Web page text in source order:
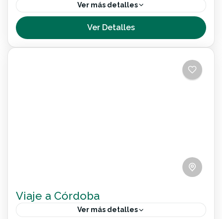
Ver más detalles
En este programa, que hemos diseñado para que
cumpla con todos los criterios de accesibilidad
para personas con discapacidad, visitaremos los
Ver Detalles
Viaje a Córdoba
Ver más detalles